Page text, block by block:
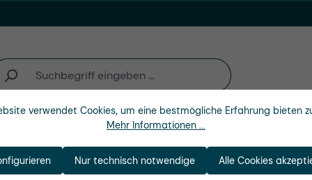
Unternehmen
verwendet Cookies, um eine bestmögliche Erfahrung bieten
Mehr Informationen ...
Nur technisch notwendige Alle Cookies